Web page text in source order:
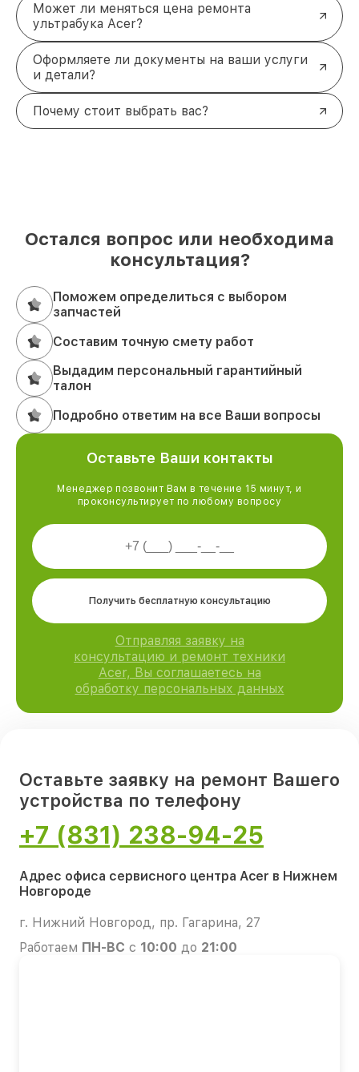
Может ли меняться цена ремонта
ультрабука Acer?
Оформляете ли документы на ваши услуги
и детали?
Почему стоит выбрать вас?
Остался вопрос или необходима
консультация?
Поможем определиться с выбором
запчастей
Составим точную смету работ
Выдадим персональный гарантийный
талон
Подробно ответим на все Ваши вопросы
Оставьте Ваши контакты
Менеджер позвонит Вам в течение 15 минут, и
проконсультирует по любому вопросу
Получить бесплатную консультацию
Отправляя заявку на
консультацию и ремонт техники
Acer, Вы соглашаетесь на
обработку персональных данных
Оставьте заявку на ремонт Вашего
устройства по телефону
+7 (831) 238-94-25
Адрес офиса сервисного центра Acer в Нижнем
Новгороде
г. Нижний Новгород, пр. Гагарина, 27
Работаем ПН-ВС с 10:00 до 21:00